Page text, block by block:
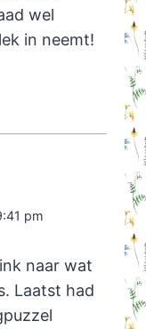
wel
in neemt!
pm
naar wat
Laatst had